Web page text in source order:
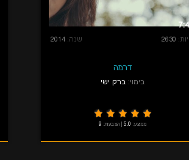
2630 שנה: 2014
דרמה
בימוי: ברק ישי
ממוצע: 5.0 הצבעות: 9